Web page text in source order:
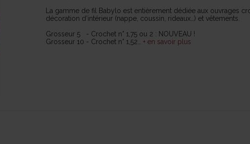
La gamme de fil Babylo est entièrement dédiée aux ouvrages
décoration d’intérieur (nappe, coussin, rideaux…) et vêtements.
Grosseur 5 - Crochet n° 1,75 ou 2 : NOUVEAU !
Grosseur 10 - Crochet n° 1,52
+ en savoir plus